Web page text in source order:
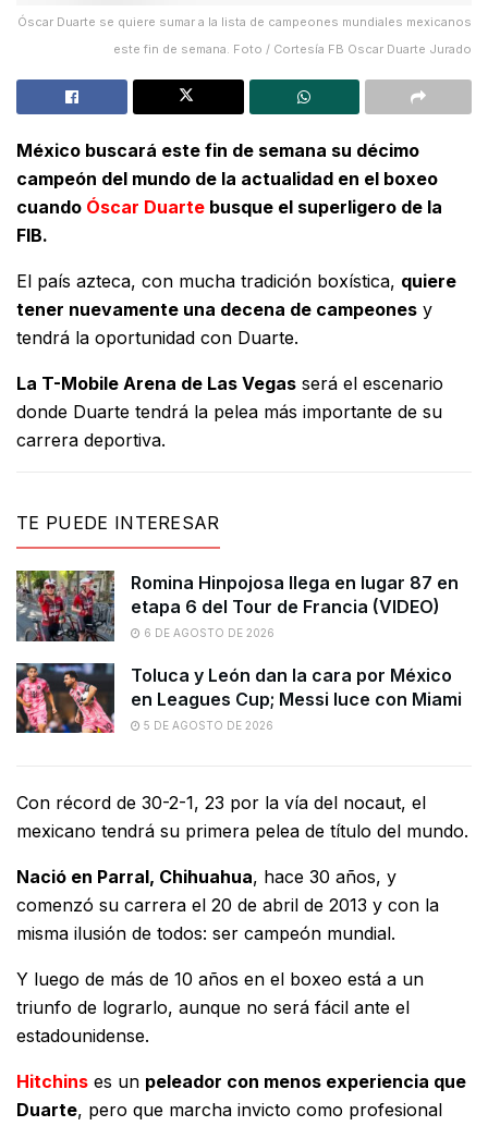
Óscar Duarte se quiere sumar a la lista de campeones mundiales mexicanos
este fin de semana. Foto / Cortesía FB Oscar Duarte Jurado
México buscará este fin de semana su décimo
campeón del mundo de la actualidad en el boxeo
cuando Óscar Duarte busque el superligero de la
FIB.
El país azteca, con mucha tradición boxística, quiere
tener nuevamente una decena de campeones y
tendrá la oportunidad con Duarte.
La T-Mobile Arena de Las Vegas será el escenario
donde Duarte tendrá la pelea más importante de su
carrera deportiva.
TE PUEDE INTERESAR
Romina Hinpojosa llega en lugar 87 en
etapa 6 del Tour de Francia (VIDEO)
6 DE AGOSTO DE 2026
Toluca y León dan la cara por México
en Leagues Cup; Messi luce con Miami
5 DE AGOSTO DE 2026
Con récord de 30-2-1, 23 por la vía del nocaut, el
mexicano tendrá su primera pelea de título del mundo.
Nació en Parral, Chihuahua, hace 30 años, y
comenzó su carrera el 20 de abril de 2013 y con la
misma ilusión de todos: ser campeón mundial.
Y luego de más de 10 años en el boxeo está a un
triunfo de lograrlo, aunque no será fácil ante el
estadounidense.
Hitchins es un peleador con menos experiencia que
Duarte, pero que marcha invicto como profesional